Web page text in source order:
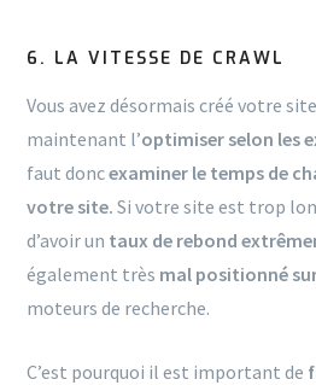
6. LA VITESSE DE CRAWL
Vous avez désormais créé votre
maintenant l’optimiser selon les
faut doncexaminer le temps de
votre site. Si votre site est trop
d’avoir un taux de rebond
également très mal positionné sur
moteurs de recherche.
C’est pourquoi il est important de